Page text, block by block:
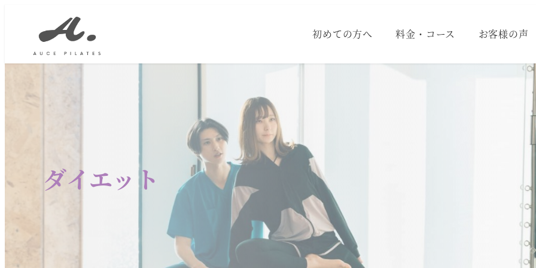
初めての方へ 料金・コース お客様の声
ダイエット